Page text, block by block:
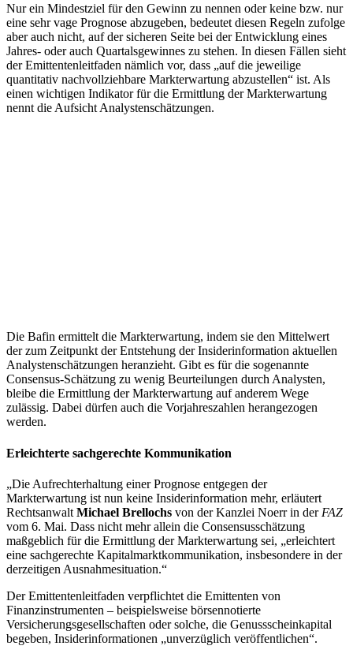
Nur ein Mindestziel für den Gewinn zu nennen oder keine bzw. nur
eine sehr vage Prognose abzugeben, bedeutet diesen Regeln zufolge
aber auch nicht, auf der sicheren Seite bei der Entwicklung eines
Jahres- oder auch Quartalsgewinnes zu stehen. In diesen Fällen sieht
der Emittentenleitfaden nämlich vor, dass „auf die jeweilige
quantitativ nachvollziehbare Markterwartung abzustellen“ ist. Als
einen wichtigen Indikator für die Ermittlung der Markterwartung
nennt die Aufsicht Analystenschätzungen.
Die Bafin ermittelt die Markterwartung, indem sie den Mittelwert
der zum Zeitpunkt der Entstehung der Insiderinformation aktuellen
Analystenschätzungen heranzieht. Gibt es für die sogenannte
Consensus-Schätzung zu wenig Beurteilungen durch Analysten,
bleibe die Ermittlung der Markterwartung auf anderem Wege
zulässig. Dabei dürfen auch die Vorjahreszahlen herangezogen
werden.
Erleichterte sachgerechte Kommunikation
„Die Aufrechterhaltung einer Prognose entgegen der
Markterwartung ist nun keine Insiderinformation mehr, erläutert
Rechtsanwalt Michael Brellochs von der Kanzlei Noerr in der FAZ
vom 6. Mai. Dass nicht mehr allein die Consensusschätzung
maßgeblich für die Ermittlung der Markterwartung sei, „erleichtert
eine sachgerechte Kapitalmarktkommunikation, insbesondere in der
derzeitigen Ausnahmesituation.“
Der Emittentenleitfaden verpflichtet die Emittenten von
Finanzinstrumenten – beispielsweise börsennotierte
Versicherungsgesellschaften oder solche, die Genussscheinkapital
begeben, Insiderinformationen „unverzüglich veröffentlichen“.